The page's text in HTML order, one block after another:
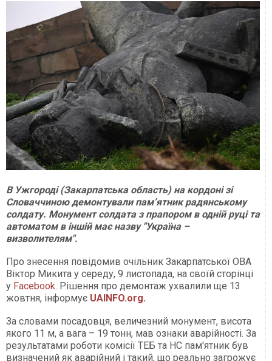
В Ужгороді (Закарпатська область) на кордоні зі
Словаччиною демонтували пам’ятник радянському
солдату. Монумент солдата з прапором в одній руці та
автоматом в іншій має назву "Україна –
визволителям".
Про знесення повідомив очільник Закарпатської ОВА
Віктор Микита у середу, 9 листопада, на своїй сторінці
у Facebook. Рішення про демонтаж ухвалили ще 13
жовтня, інформує UAINFO.org.
За словами посадовця, величезний монумент, висота
якого 11 м, а вага – 19 тонн, мав ознаки аварійності. За
результатами роботи комісії ТЕБ та НС пам'ятник був
визначений як аварійний і такий, що реально загрожує